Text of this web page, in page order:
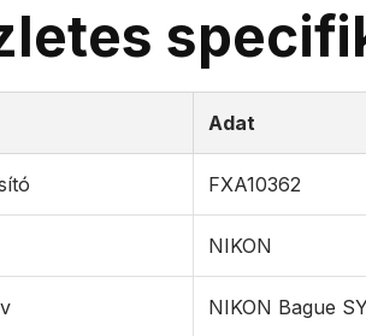
Adat
FXA10362
NIKON
NIKON Bague